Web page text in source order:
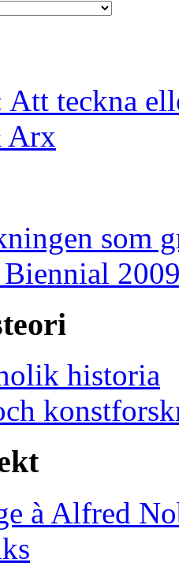
Att teckna
Arx
som
historia
à Alfred